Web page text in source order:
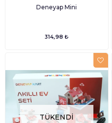
Deneyap Mini
314,98 ₺
TÜKENDI